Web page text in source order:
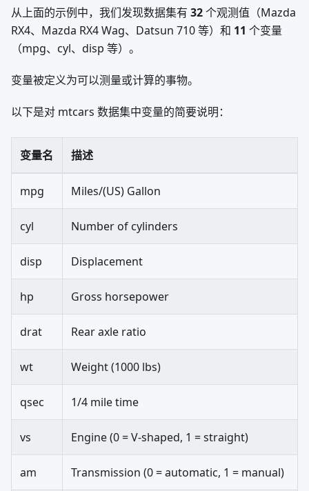
从上面的示例中，我们发现数据集有 32个观测值（Mazda
RX4、Mazda RX4 Wag、Datsun 710 等）和 11 个变量
（mpg、cyl、disp 等）。
变量被定义为可以测量或计算的事物。
以下是对 mtcars 数据集中变量的简要说明：
变量名 描述
mpg Miles/(US) Gallon
cyl Number of cylinders
disp Displacement
hp Gross horsepower
drat Rear axle ratio
wt Weight (1000 lbs)
qsec 1/4 mile time
vs Engine (0 = V-shaped, 1 = straight)
am Transmission (0 = automatic, 1 = manual)